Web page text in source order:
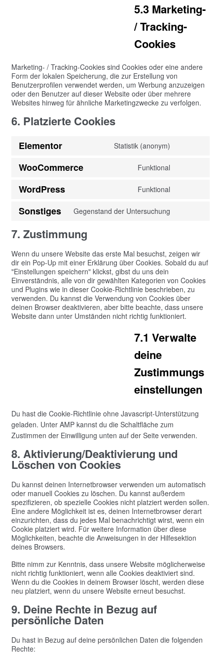
5.3 Marketing-
/ Tracking-
Cookies
Marketing- / Tracking-Cookies sind Cookies oder eine andere
Form der lokalen Speicherung, die zur Erstellung von
Benutzerprofilen verwendet werden, um Werbung anzuzeigen
oder den Benutzer auf dieser Website oder über mehrere
Websites hinweg für ähnliche Marketingzwecke zu verfolgen.
6. Platzierte Cookies
Elementor Statistik (anonym)
WooCommerce Funktional
WordPress Funktional
Sonstiges Gegenstand der Untersuchung
7. Zustimmung
Wenn du unsere Website das erste Mal besuchst, zeigen wir
dir ein Pop-Up mit einer Erklärung über Cookies. Sobald du auf
"Einstellungen speichern" klickst, gibst du uns dein
Einverständnis, alle von dir gewählten Kategorien von Cookies
und Plugins wie in dieser Cookie-Richtlinie beschrieben, zu
verwenden. Du kannst die Verwendung von Cookies über
deinen Browser deaktivieren, aber bitte beachte, dass unsere
Website dann unter Umständen nicht richtig funktioniert.
7.1 Verwalte
deine
Zustimmungs
einstellungen
Du hast die Cookie-Richtlinie ohne Javascript-Unterstützung
geladen. Unter AMP kannst du die Schaltfläche zum
Zustimmen der Einwilligung unten auf der Seite verwenden.
8. Aktivierung/Deaktivierung und
Löschen von Cookies
Du kannst deinen Internetbrowser verwenden um automatisch
oder manuell Cookies zu löschen. Du kannst außerdem
spezifizieren, ob spezielle Cookies nicht platziert werden sollen.
Eine andere Möglichkeit ist es, deinen Internetbrowser derart
einzurichten, dass du jedes Mal benachrichtigt wirst, wenn ein
Cookie platziert wird. Für weitere Information über diese
Möglichkeiten, beachte die Anweisungen in der Hilfesektion
deines Browsers.
Bitte nimm zur Kenntnis, dass unsere Website möglicherweise
nicht richtig funktioniert, wenn alle Cookies deaktiviert sind.
Wenn du die Cookies in deinem Browser löscht, werden diese
neu platziert, wenn du unsere Website erneut besuchst.
9. Deine Rechte in Bezug auf
persönliche Daten
Du hast in Bezug auf deine persönlichen Daten die folgenden
Rechte: